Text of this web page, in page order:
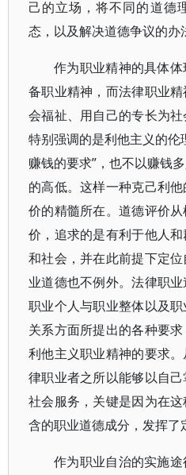
己的立场，将不同的道德
态，以及解决道德争议的办
作为职业精神的具体
备职业精神，而法律职业
会福祉、用自己的专长为
特别强调的是利他主义的伦
赚钱的要求”，也不以赚钱
的高低。这样一种克己利
价的精髓所在。道德评价
价，追求的是有利于他人
和社会，并在此前提下定
业道德也不例外。法律职业
职业个人与职业整体以及
关系方面所提出的各种要
利他主义职业精神的要求
律职业者之所以能够以自
社会服务，关键是因为在
含的职业道德成分，发挥了
作为职业自治的实施